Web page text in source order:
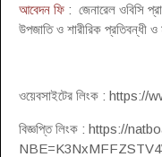
আবেদন ফি : জেনারেল ওবিসি
উপজাতি ও শারীরিক প্রতিবন্ধী ও
ওয়েবসাইটের লিংক :
বিজ্ঞপ্তি লিংক : https://